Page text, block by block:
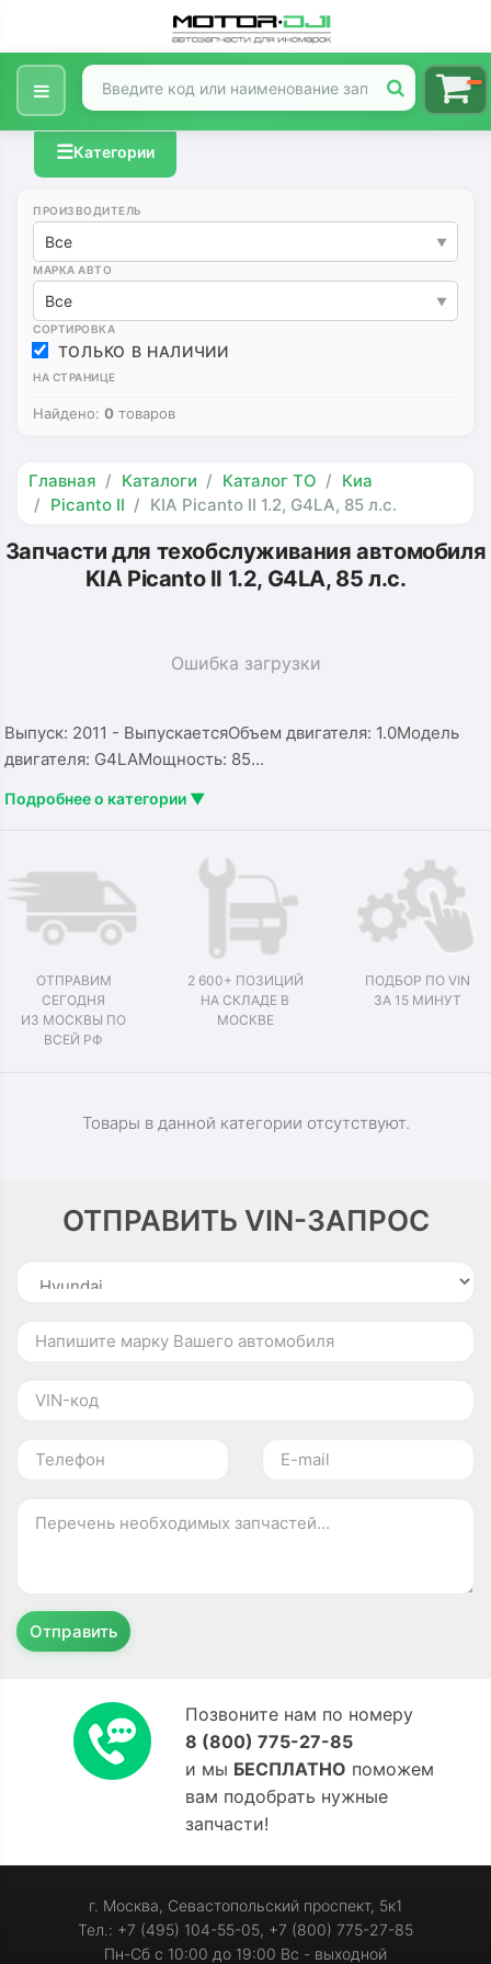
☰Категории
ПРОИЗВОДИТЕЛЬ
Все
МАРКА АВТО
Все
СОРТИРОВКА
ТОЛЬКО В НАЛИЧИИ
НА СТРАНИЦЕ
Найдено: 0 товаров
Главная Каталоги Каталог ТО
Киа
Picanto II
KIA Picanto II 1.2, G4LA, 85 л.с.
Запчасти для техобслуживания автомобиля
KIA Picanto II 1.2, G4LA, 85 л.с.
Ошибка загрузки
Выпуск: 2011 - ВыпускаетсяОбъем двигателя: 1.0Модель
двигателя: G4LAМощность: 85...
Подробнее о категории ▼
ОТПРАВИМ
СЕГОДНЯ
ИЗ МОСКВЫ ПО
ВСЕЙ РФ
2 600+ ПОЗИЦИЙ
НА СКЛАДЕ В
МОСКВЕ
ПОДБОР ПО VIN
ЗА 15 МИНУТ
Товары в данной категории отсутствуют.
ОТПРАВИТЬ VIN-ЗАПРОС
Отправить
Позвоните нам по номеру
8 (800) 775-27-85
и мы БЕСПЛАТНО поможем
вам подобрать нужные
запчасти!
г. Москва, Севастопольский проспект, 5к1
Тел.: +7 (495) 104-55-05, +7 (800) 775-27-85
Пн-Сб с 10:00 до 19:00 Вс - выходной